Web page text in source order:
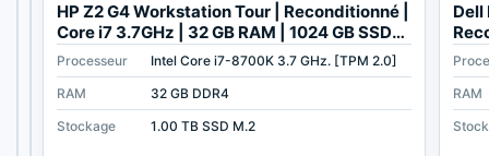
Processeur
Intel Xeon Quad Core W-2123
RAM
16 GB DDR4
Stockage
512 GB SSD
HP Z2 G4 Workstation Tour | Reconditionné |
Core i7 3.7GHz | 32 GB RAM | 1024 GB SSD
M2
Processeur
Intel Core i7-8700K 3.7 GHz. [TPM 2.0]
RAM
32 GB DDR4
Stockage
1.00 TB SSD M.2
Dell
GB
RAM